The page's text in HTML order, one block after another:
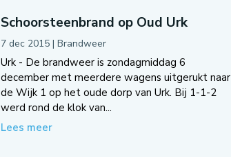
Schoorsteenbrand op Oud Urk
7 dec 2015| Brandweer
Urk - De brandweer is zondagmiddag 6
december met meerdere wagens uitgerukt naar
de Wijk 1 op het oude dorp van Urk. Bij 1-1-2
werd rond de klok van...
Lees meer